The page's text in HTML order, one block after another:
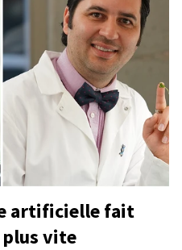
artificielle fait
plus vite